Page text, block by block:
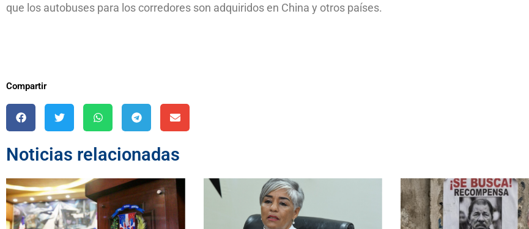
que los autobuses para los corredores son adquiridos en China y otros países.
Compartir
Noticias relacionadas